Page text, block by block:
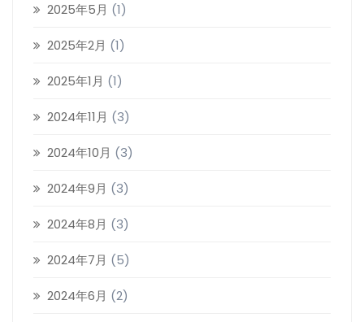
2025年5月 (1)
2025年2月 (1)
2025年1月 (1)
2024年11月 (3)
2024年10月 (3)
2024年9月 (3)
2024年8月 (3)
2024年7月 (5)
2024年6月 (2)